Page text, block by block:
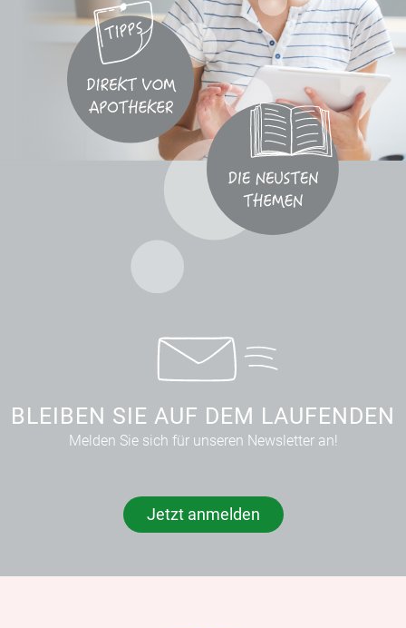
BLEIBEN SIE AUF DEM LAUFENDEN
Melden Sie sich für unseren Newsletter an!
Jetzt anmelden